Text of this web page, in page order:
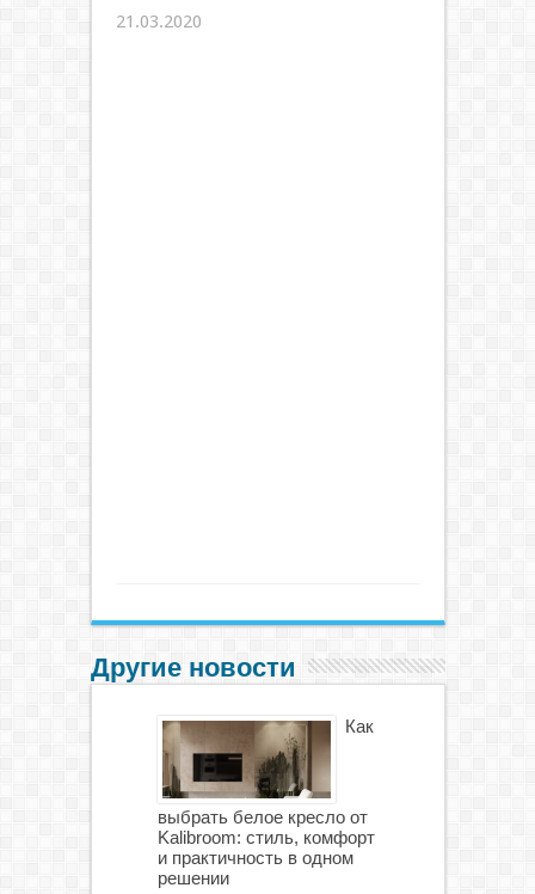
21.03.2020
Другие новости
Как
выбрать белое кресло от
Kalibroom: стиль, комфорт
и практичность в одном
решении